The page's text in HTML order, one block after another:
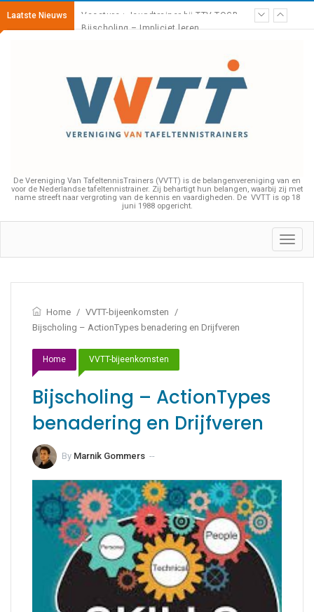
Laatste Nieuws Bijscholing – Impliciet leren
De Vereniging Van TafeltennisTrainers (VVTT) is de belangenvereniging van en
voor de Nederlandse tafeltennistrainer. Zij behartigt hun belangen, waarbij zij met
name streeft naar vergroting van de kennis en vaardigheden. De VVTT is op 18
juni 1988 opgericht.
Home / VVTT-bijeenkomsten
/
Bijscholing – ActionTypes benadering en Drijfveren
Home VVTT-bijeenkomsten
Bijscholing – ActionTypes
benadering en Drijfveren
By Marnik Gommers --